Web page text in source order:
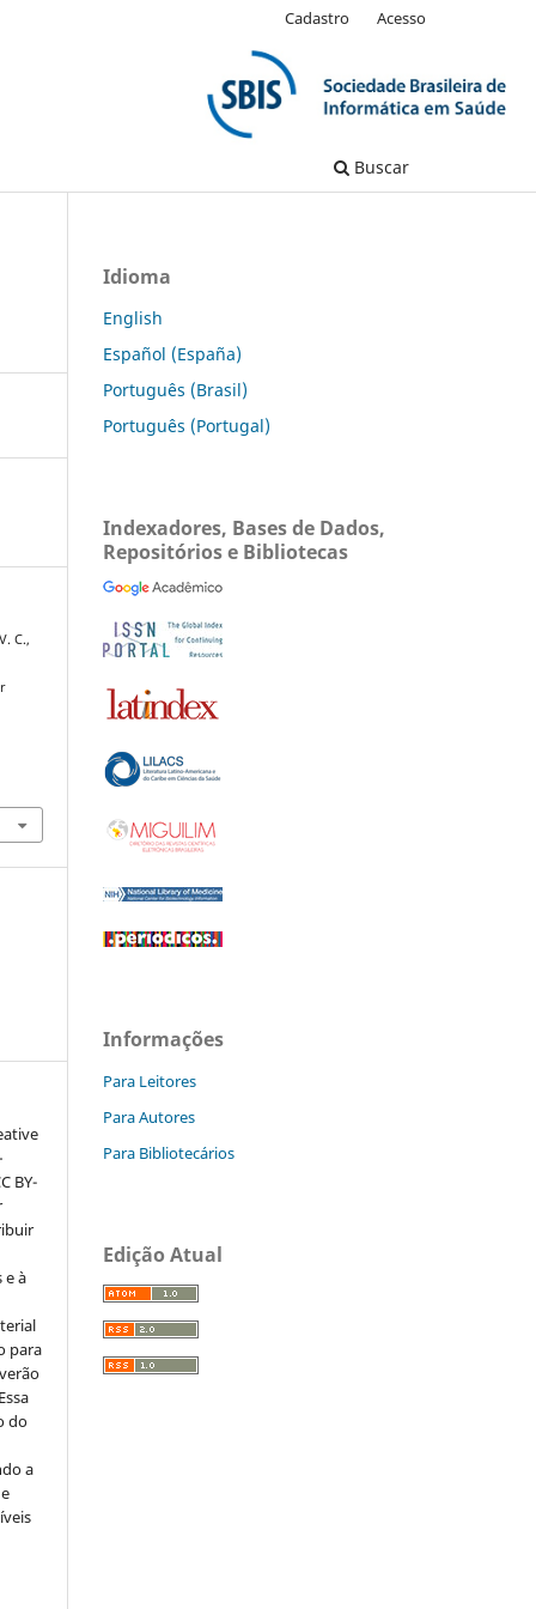
Buscar
Cadastro Acesso
C.,
BY-
e à
para
do
a
Idioma
English
Español (España)
Português (Brasil)
Português (Portugal)
Indexadores, Bases de Dados,
Repositórios e Bibliotecas
Informações
Para Leitores
Para Autores
Para Bibliotecários
Edição Atual